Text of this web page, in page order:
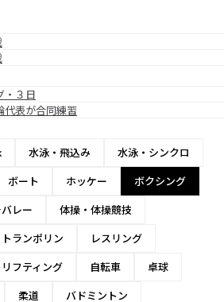
・３日
代表が合同練習
水泳・飛込み
水泳・シンクロ
ボート ホッケー
ボクシング
レー
体操・体操競技
ランポリン
レスリング
フティング 自転車
卓球
柔道
バドミントン